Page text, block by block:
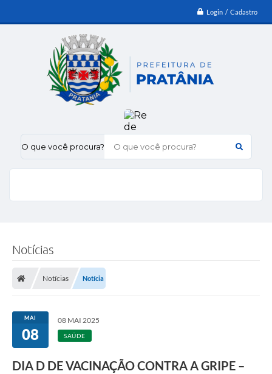
Login / Cadastro
O que você procura?
Notícias
Notícias Notícia
MAI
08
08 MAI 2025
SAÚDE
DIA D DE VACINAÇÃO CONTRA A GRIPE –